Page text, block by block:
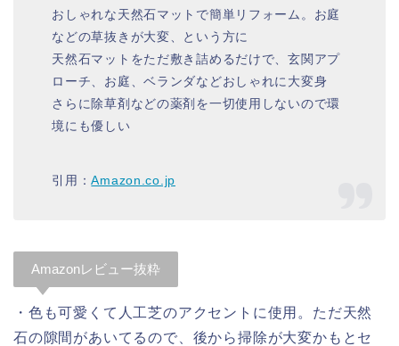
おしゃれな天然石マットで簡単リフォーム。お庭
などの草抜きが大変、という方に
天然石マットをただ敷き詰めるだけで、玄関アプ
ローチ、お庭、ベランダなどおしゃれに大変身
さらに除草剤などの薬剤を一切使用しないので環
境にも優しい
引用：Amazon.co.jp
Amazonレビュー抜粋
・色も可愛くて人工芝のアクセントに使用。ただ天然
石の隙間があいてるので、後から掃除が大変かもとセ